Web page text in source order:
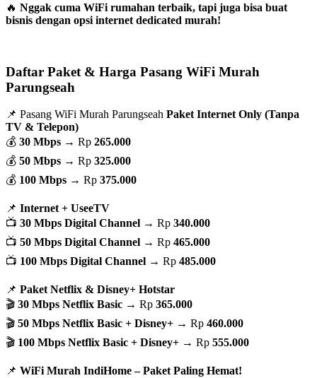
🔥 Nggak cuma WiFi rumahan terbaik, tapi juga bisa buat
bisnis dengan opsi internet dedicated murah!
Daftar Paket & Harga Pasang WiFi Murah
Parungseah
📌 Pasang WiFi Murah Parungseah Paket Internet Only (Tanpa
TV & Telepon)
💰 30 Mbps → Rp 265.000
💰 50 Mbps → Rp 325.000
💰 100 Mbps → Rp 375.000
📌 Internet + UseeTV
📺 30 Mbps Digital Channel → Rp 340.000
📺 50 Mbps Digital Channel → Rp 465.000
📺 100 Mbps Digital Channel → Rp 485.000
📌 Paket Netflix & Disney+ Hotstar
🎬 30 Mbps Netflix Basic → Rp 365.000
🎬 50 Mbps Netflix Basic + Disney+ → Rp 460.000
🎬 100 Mbps Netflix Basic + Disney+ → Rp 555.000
📌 WiFi Murah IndiHome – Paket Paling Hemat!